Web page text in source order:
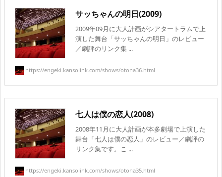
サッちゃんの明日(2009)
2009年09月に大人計画がシアタートラムで上
演した舞台「サッちゃんの明日」のレビュー
／劇評のリンク集 ...
https://engeki.kansolink.com/shows/otona36.html
七人は僕の恋人(2008)
2008年11月に大人計画が本多劇場で上演した
舞台「七人は僕の恋人」のレビュー／劇評の
リンク集です。こ ...
https://engeki.kansolink.com/shows/otona35.html